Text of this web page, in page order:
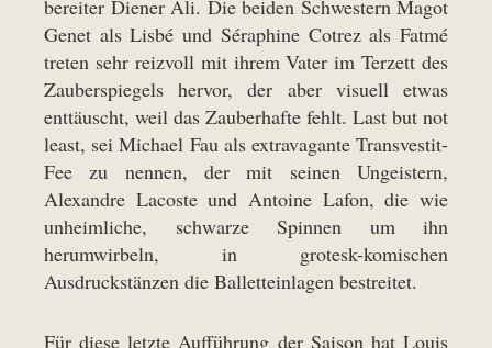
bereiter Diener Ali. Die beiden Schwestern Magot
Genet als Lisbé und Séraphine Cotrez als Fatmé
treten sehr reizvoll mit ihrem Vater im Terzett des
Zauberspiegels hervor, der aber visuell etwas
enttäuscht, weil das Zauberhafte fehlt. Last but not
least, sei Michael Fau als extravagante Transvestit-
Fee zu nennen, der mit seinen Ungeistern,
Alexandre Lacoste und Antoine Lafon, die wie
unheimliche, schwarze Spinnen um ihn
herumwirbeln, in grotesk-komischen
Ausdruckstänzen die Balletteinlagen bestreitet.
Für diese letzte Aufführung der Saison hat Louis